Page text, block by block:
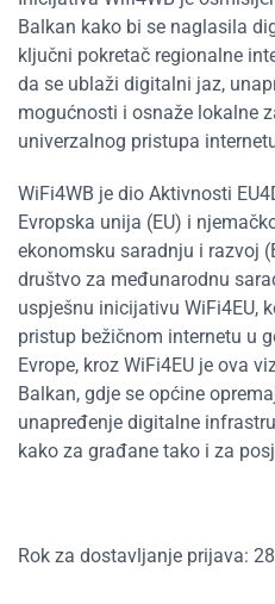
Balkan kako bi se naglasila
ključni pokretač regionalne
da se ublaži digitalni jaz,
mogućnosti i osnaže lokalne
univerzalnog pristupa
WiFi4WB je dio Aktivnosti
Evropska unija (EU) i
ekonomsku saradnju i razvoj
društvo za međunarodnu
uspješnu inicijativu WiFi4EU,
pristup bežičnom internetu u
Evrope, kroz WiFi4EU je ova
Balkan, gdje se općine
unapređenje digitalne
kako za građane tako i za
Rok za dostavljanje prijava: